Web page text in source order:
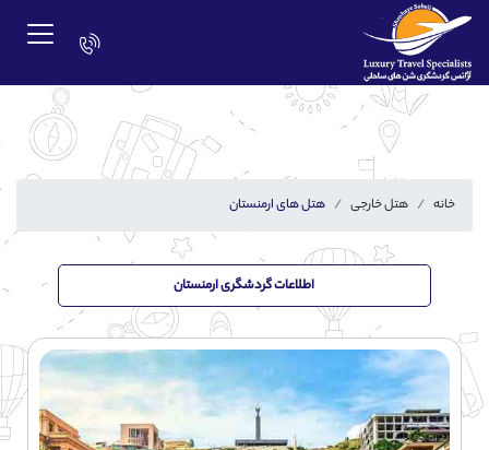
خانه هتل خارجی هتل های ارمنستان
اطلاعات گردشگری ارمنستان